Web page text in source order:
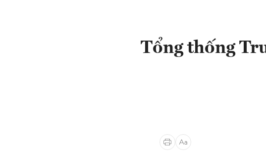
Tổng thống